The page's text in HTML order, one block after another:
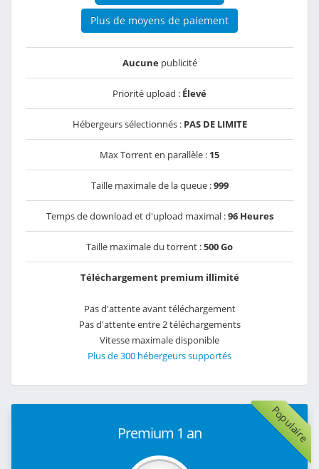
Plus de moyens de paiement
Aucunepublicité
Priorité upload : Élevé
Hébergeurs sélectionnés : PAS DE LIMITE
Max Torrent en parallèle : 15
Taille maximale de la queue :999
Temps de download et d'upload maximal :96 Heures
Taille maximale du torrent :500 Go
Téléchargement premium illimité
Pas d'attente avant téléchargement
Pas d'attente entre 2 téléchargements
Vitesse maximale disponible
Plus de 300 hébergeurs supportés
Populaire
Premium 1 an